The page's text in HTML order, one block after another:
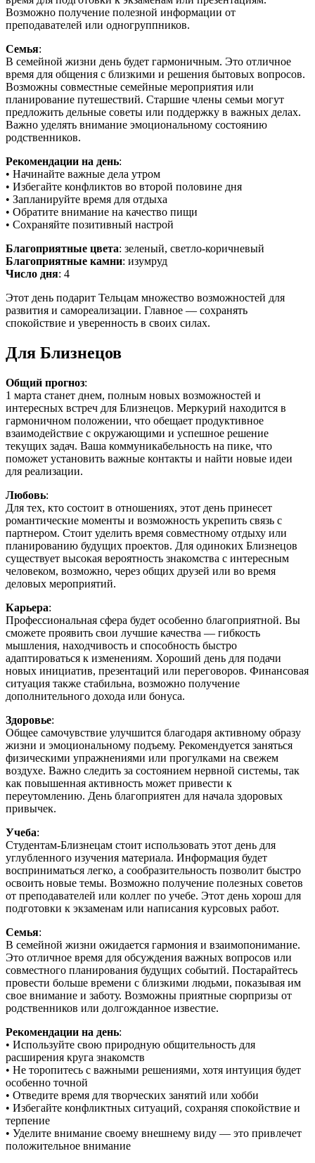
Возможно получение полезной информации от
преподавателей или одногруппников.
Семья:
В семейной жизни день будет гармоничным. Это отличное
время для общения с близкими и решения бытовых вопросов.
Возможны совместные семейные мероприятия или
планирование путешествий. Старшие члены семьи могут
предложить дельные советы или поддержку в важных делах.
Важно уделять внимание эмоциональному состоянию
родственников.
Рекомендации на день:
• Начинайте важные дела утром
• Избегайте конфликтов во второй половине дня
• Запланируйте время для отдыха
• Обратите внимание на качество пищи
• Сохраняйте позитивный настрой
Благоприятные цвета: зеленый, светло-коричневый
Благоприятные камни: изумруд
Число дня: 4
Этот день подарит Тельцам множество возможностей для
развития и самореализации. Главное — сохранять
спокойствие и уверенность в своих силах.
Для Близнецов
Общий прогноз:
1 марта станет днем, полным новых возможностей и
интересных встреч для Близнецов. Меркурий находится в
гармоничном положении, что обещает продуктивное
взаимодействие с окружающими и успешное решение
текущих задач. Ваша коммуникабельность на пике, что
поможет установить важные контакты и найти новые идеи
для реализации.
Любовь:
Для тех, кто состоит в отношениях, этот день принесет
романтические моменты и возможность укрепить связь с
партнером. Стоит уделить время совместному отдыху или
планированию будущих проектов. Для одиноких Близнецов
существует высокая вероятность знакомства с интересным
человеком, возможно, через общих друзей или во время
деловых мероприятий.
Карьера:
Профессиональная сфера будет особенно благоприятной. Вы
сможете проявить свои лучшие качества — гибкость
мышления, находчивость и способность быстро
адаптироваться к изменениям. Хороший день для подачи
новых инициатив, презентаций или переговоров. Финансовая
ситуация также стабильна, возможно получение
дополнительного дохода или бонуса.
Здоровье:
Общее самочувствие улучшится благодаря активному образу
жизни и эмоциональному подъему. Рекомендуется заняться
физическими упражнениями или прогулками на свежем
воздухе. Важно следить за состоянием нервной системы, так
как повышенная активность может привести к
переутомлению. День благоприятен для начала здоровых
привычек.
Учеба:
Студентам-Близнецам стоит использовать этот день для
углубленного изучения материала. Информация будет
восприниматься легко, а сообразительность позволит быстро
освоить новые темы. Возможно получение полезных советов
от преподавателей или коллег по учебе. Этот день хорош для
подготовки к экзаменам или написания курсовых работ.
Семья:
В семейной жизни ожидается гармония и взаимопонимание.
Это отличное время для обсуждения важных вопросов или
совместного планирования будущих событий. Постарайтесь
провести больше времени с близкими людьми, показывая им
свое внимание и заботу. Возможны приятные сюрпризы от
родственников или долгожданное известие.
Рекомендации на день:
• Используйте свою природную общительность для
расширения круга знакомств
• Не торопитесь с важными решениями, хотя интуиция будет
особенно точной
• Отведите время для творческих занятий или хобби
• Избегайте конфликтных ситуаций, сохраняя спокойствие и
терпение
• Уделите внимание своему внешнему виду — это привлечет
положительное внимание